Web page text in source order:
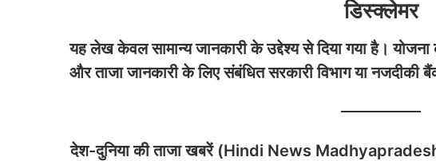
डिस्क्लेमर
यह लेख केवल सामान्य जानकारी के उद्देश्य से दिया गया है।
और ताजा जानकारी के लिए संबंधित सरकारी विभाग या नजदीकी
देश-दुनिया की ताजा खबरें (Hindi News